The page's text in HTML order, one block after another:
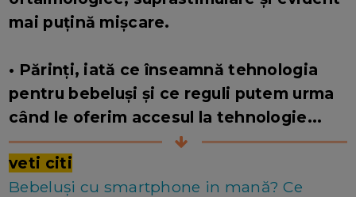
mai puțină mișcare.
• Părinți, iată ce înseamnă tehnologia
pentru bebeluși și ce reguli putem urma
când le oferim accesul la tehnologie...
veti citi
Bebeluși cu smartphone in mană? Ce